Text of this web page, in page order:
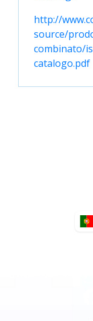
http://
source/
combinato/
catalogo.pdf